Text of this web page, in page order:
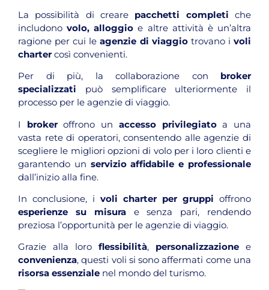
La possibilità di creare pacchetti completi che
includonovolo, alloggio e altre attività è un’altra
ragione per cui leagenzie di viaggiotrovano ivoli
chartercosì convenienti.
Per di più, la collaborazione con broker
specializzati può semplificare ulteriormente il
processo per le agenzie di viaggio.
I brokeroffrono un accesso privilegiatoa una
vasta rete di operatori, consentendo alle agenzie di
scegliere le migliori opzioni di volo per i loro clienti e
garantendo un servizio affidabile e professionale
dall’inizio alla fine.
In conclusione, i voli charter per gruppi offrono
esperienze su misurae senza pari, rendendo
preziosa l’opportunità per le agenzie di viaggio.
Grazie alla loro flessibilità, personalizzazione e
convenienza, questi voli si sono affermati come una
risorsa essenziale nel mondo del turismo.